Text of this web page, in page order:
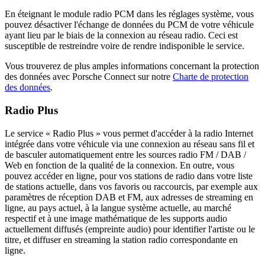
En éteignant le module radio PCM dans les réglages système, vous
pouvez désactiver l'échange de données du PCM de votre véhicule
ayant lieu par le biais de la connexion au réseau radio. Ceci est
susceptible de restreindre voire de rendre indisponible le service.
Vous trouverez de plus amples informations concernant la protection
des données avec Porsche Connect sur notre Charte de protection
des données.
Radio Plus
Le service « Radio Plus » vous permet d'accéder à la radio Internet
intégrée dans votre véhicule via une connexion au réseau sans fil et
de basculer automatiquement entre les sources radio FM / DAB /
Web en fonction de la qualité de la connexion. En outre, vous
pouvez accéder en ligne, pour vos stations de radio dans votre liste
de stations actuelle, dans vos favoris ou raccourcis, par exemple aux
paramètres de réception DAB et FM, aux adresses de streaming en
ligne, au pays actuel, à la langue système actuelle, au marché
respectif et à une image mathématique de les supports audio
actuellement diffusés (empreinte audio) pour identifier l'artiste ou le
titre, et diffuser en streaming la station radio correspondante en
ligne.